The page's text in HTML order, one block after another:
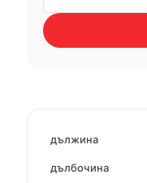
INDENTO
01
дължина
дълбочина